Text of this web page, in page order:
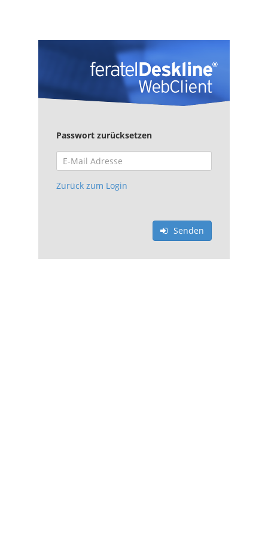
Passwort zurücksetzen
Zurück zum Login
Senden